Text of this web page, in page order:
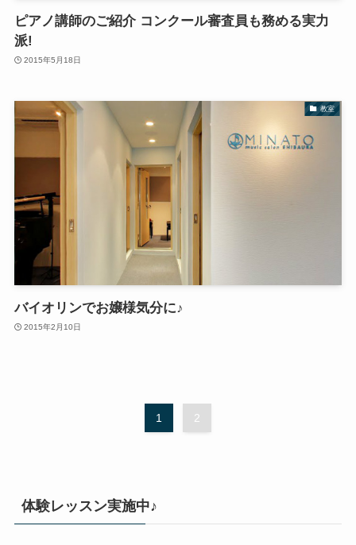
ピアノ講師のご紹介 コンクール審査員も務める実力
派!
2015年5月18日
教室
バイオリンでお嬢様気分に♪
2015年2月10日
1 2
体験レッスン実施中♪